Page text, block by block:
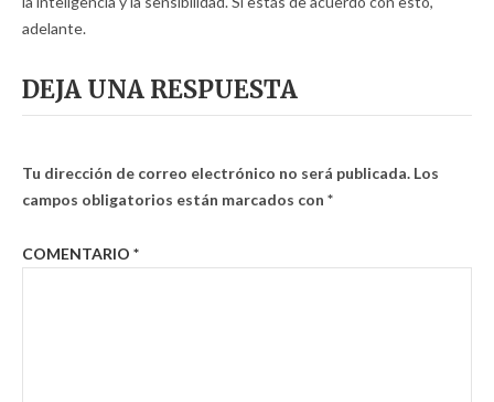
adelante.
DEJA UNA RESPUESTA
Tu dirección de correo electrónico no será publicada. Los
campos obligatorios están marcados con *
COMENTARIO *